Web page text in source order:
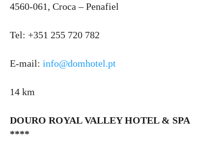
4560-061, Croca – Penafiel
Tel: +351 255 720 782
E-mail: info@domhotel.pt
14 km
DOURO ROYAL VALLEY HOTEL & SPA
****